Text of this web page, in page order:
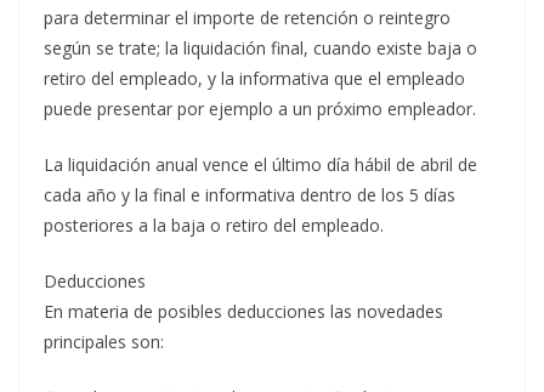
para determinar el importe de retención o reintegro
según se trate; la liquidación final, cuando existe baja o
retiro del empleado, y la informativa que el empleado
puede presentar por ejemplo a un próximo empleador.
La liquidación anual vence el último día hábil de abril de
cada año y la final e informativa dentro de los 5 días
posteriores a la baja o retiro del empleado.
Deducciones
En materia de posibles deducciones las novedades
principales son: